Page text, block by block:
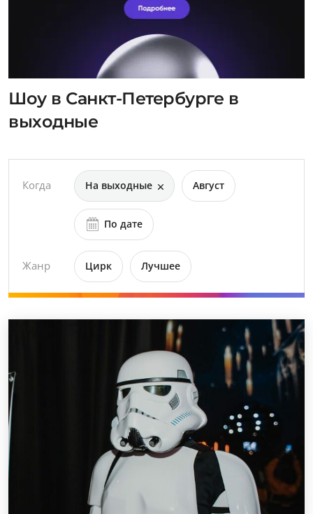
Шоу в Санкт-Петербурге в
выходные
Когда На выходные Август
По дате
Жанр Цирк Лучшее